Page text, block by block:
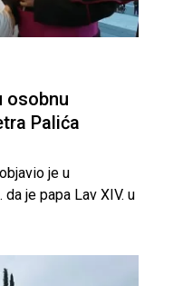
osobnu
Palića
je u
je papa Lav XIV. u